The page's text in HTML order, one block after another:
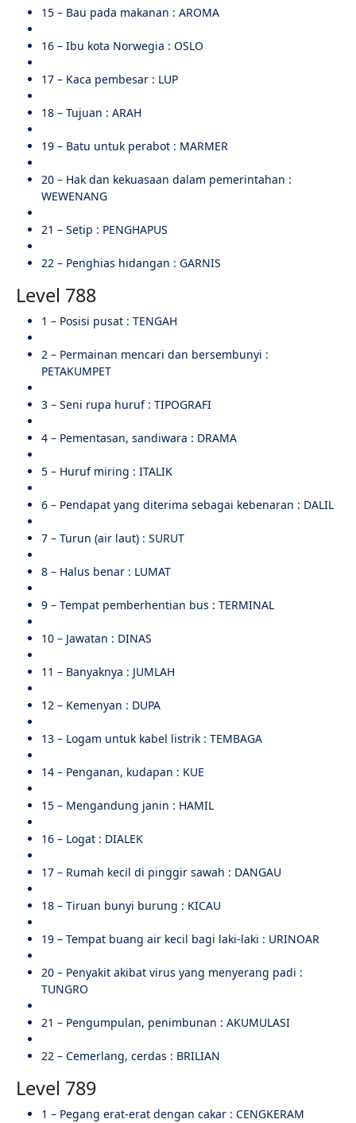
15 – Bau pada makanan : AROMA
16 – Ibu kota Norwegia : OSLO
17 – Kaca pembesar : LUP
18 – Tujuan : ARAH
19 – Batu untuk perabot : MARMER
20 – Hak dan kekuasaan dalam pemerintahan :
WEWENANG
21 – Setip : PENGHAPUS
22 – Penghias hidangan : GARNIS
Level 788
1 – Posisi pusat : TENGAH
2 – Permainan mencari dan bersembunyi :
PETAKUMPET
3 – Seni rupa huruf : TIPOGRAFI
4 – Pementasan, sandiwara : DRAMA
5 – Huruf miring : ITALIK
6 – Pendapat yang diterima sebagai kebenaran : DALIL
7 – Turun (air laut) : SURUT
8 – Halus benar : LUMAT
9 – Tempat pemberhentian bus : TERMINAL
10 – Jawatan : DINAS
11 – Banyaknya : JUMLAH
12 – Kemenyan : DUPA
13 – Logam untuk kabel listrik : TEMBAGA
14 – Penganan, kudapan : KUE
15 – Mengandung janin : HAMIL
16 – Logat : DIALEK
17 – Rumah kecil di pinggir sawah : DANGAU
18 – Tiruan bunyi burung : KICAU
19 – Tempat buang air kecil bagi laki-laki : URINOAR
20 – Penyakit akibat virus yang menyerang padi :
TUNGRO
21 – Pengumpulan, penimbunan : AKUMULASI
22 – Cemerlang, cerdas : BRILIAN
Level 789
1 – Pegang erat-erat dengan cakar : CENGKERAM